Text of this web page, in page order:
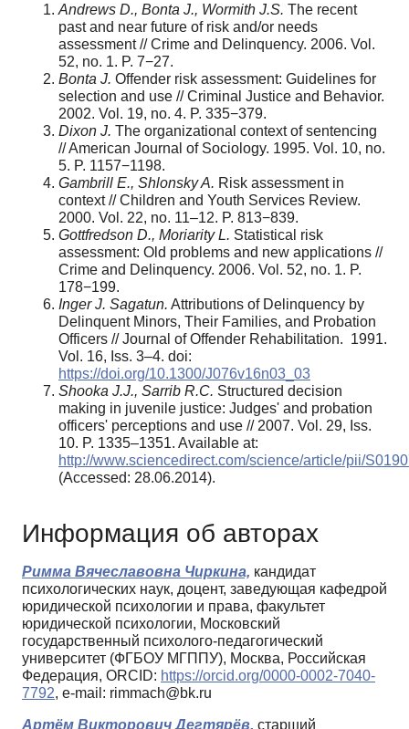
Andrews D., Bonta J., Wormith J.S. The recent
past and near future of risk and/or needs
assessment // Crime and Delinquency. 2006. Vol.
52, no. 1. P. 7−27.
Bonta J. Offender risk assessment: Guidelines for
selection and use // Criminal Justice and Behavior.
2002. Vol. 19, no. 4. P. 335−379.
Dixon J. The organizational context of sentencing
// American Journal of Sociology. 1995. Vol. 10, no.
5. P. 1157−1198.
Gambrill E., Shlonsky A. Risk assessment in
context // Children and Youth Services Review.
2000. Vol. 22, no. 11–12. P. 813−839.
Gottfredson D., Moriarity L. Statistical risk
assessment: Old problems and new applications //
Crime and Delinquency. 2006. Vol. 52, no. 1. P.
178−199.
Inger J. Sagatun. Attributions of Delinquency by
Delinquent Minors, Their Families, and Probation
Officers // Journal of Offender Rehabilitation. 1991.
Vol. 16, Iss. 3–4. doi:
https://doi.org/10.1300/J076v16n03_03
Shooka J.J., Sarrib R.C. Structured decision
making in juvenile justice: Judges' and probation
officers' perceptions and use // 2007. Vol. 29, Iss.
10. P. 1335–1351. Available at:
http://www.sciencedirect.com/science/article/pii/
(Accessed: 28.06.2014).
Информация об авторах
Римма Вячеславовна Чиркина, кандидат
психологических наук, доцент, заведующая кафедрой
юридической психологии и права, факультет
юридической психологии, Московский
государственный психолого-педагогический
университет (ФГБОУ МГППУ), Москва, Российская
Федерация, ORCID: https://orcid.org/0000-0002-7040-
7792, e-mail: rimmach@bk.ru
Артём Викторович Дегтярёв, старший